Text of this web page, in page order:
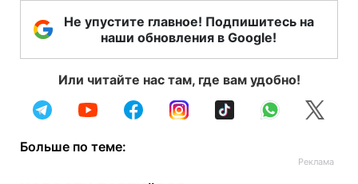
Не упустите главное! Подпишитесь на
наши обновления в Google!
Или читайте нас там, где вам удобно!
Больше по теме: